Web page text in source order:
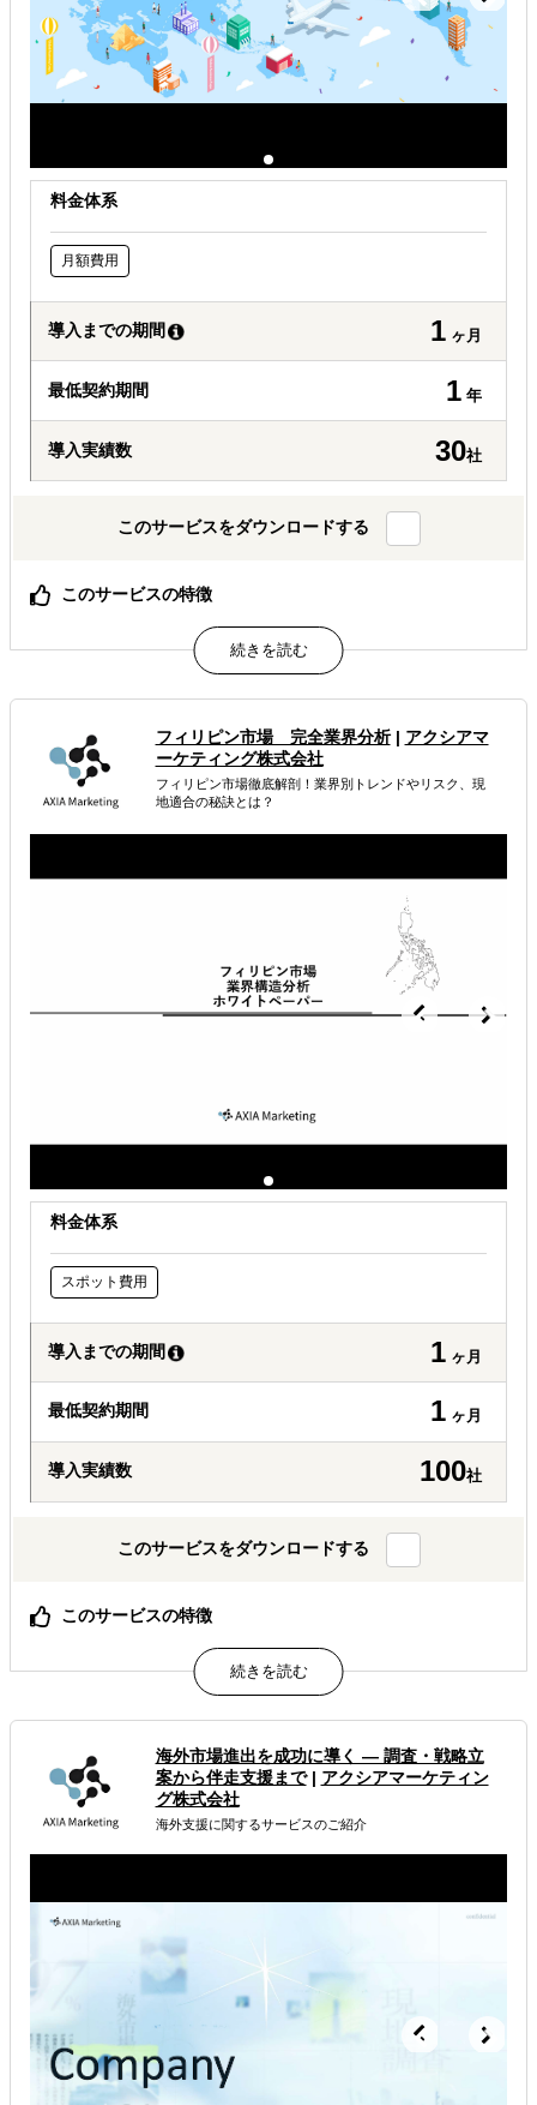
料金体系
月額費用
導入までの期間 1 ヶ月
最低契約期間 1 年
導入実績数 30社
このサービスをダウンロードする
このサービスの特徴
物流も含めワンストップで対応
海外進出総合支援 海外進出コンサルティング
有効なプロモーション方法を探している
フィリピン市場 完全業界分析| アクシアマ
ーケティング株式会社
フィリピン市場徹底解剖！業界別トレンドやリスク、現
地適合の秘訣とは？
料金体系
スポット費用
導入までの期間 1 ヶ月
最低契約期間 1 ヶ月
導入実績数 100社
このサービスをダウンロードする
このサービスの特徴
電気・電子機器から物流まで10業界のトレンドやリスクを
詳細データで整理し、成長性や課題を徹底予測していま
在庫回転や配送コスト、ECのSNS依存・現金決済など、フ
います。
現地環境や政策支援、成長ドライバーを踏まえ、日系企業
が適応すべきポイントを提示しています。
属するジャンル
販路拡大（営業代行・販売代理店探し）
解決できる課題
海外市場進出を成功に導く — 調査・戦略立
案から伴走支援まで| アクシアマーケティン
グ株式会社
海外支援に関するサービスのご紹介